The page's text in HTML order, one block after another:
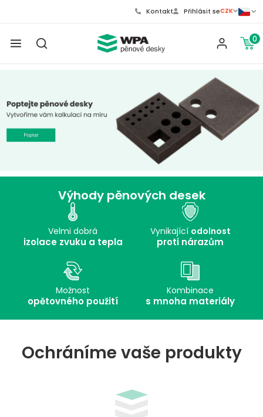
CZK
Kontakt Přihlásit se
0
Výhody pěnových desek
Velmi dobrá
izolace zvuku a tepla
Vynikající odolnost
proti nárazům
Možnost
opětovného použití
Kombinace
s mnoha materiály
Ochráníme vaše produkty